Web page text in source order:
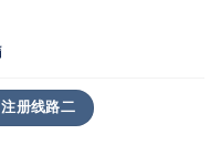
注册线路二